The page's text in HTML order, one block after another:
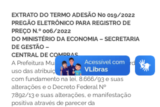
EXTRATO DO TERMO ADESÃO N0 019/2022
PREGÃO ELETRÔNICO PARA REGISTRO DE
PREÇO N.º 006/2022
DO MINISTÉRIO DA ECONOMIA – SECRETARIA
DE GESTÃO –
CENTRAL DE COMPRAS.
A Prefeitura Municipal de Senador Guiomard, no
uso das atribuições e
com fundamento na lei, 8.666/93 e suas
alterações e o Decreto Federal Nº
7.892/13 e suas alterações, e manifestação
positiva através de parecer da